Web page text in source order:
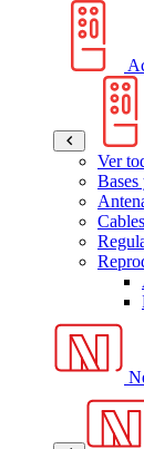
Ver
Cables